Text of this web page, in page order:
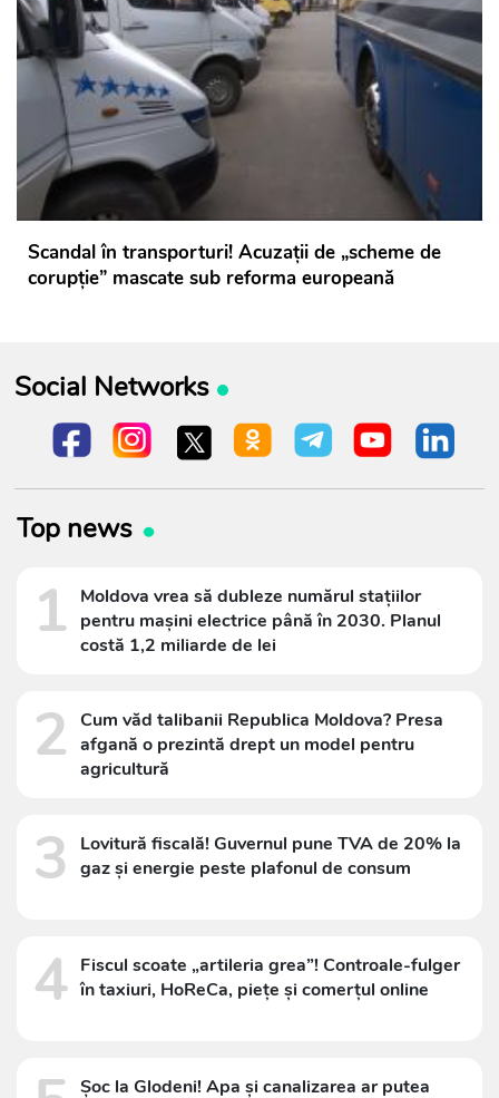
Scandal în transporturi! Acuzații de „scheme de
corupție” mascate sub reforma europeană
Social Networks
Top news
1 Moldova vrea să dubleze numărul stațiilor
pentru mașini electrice până în 2030. Planul
costă 1,2 miliarde de lei
2 Cum văd talibanii Republica Moldova? Presa
afgană o prezintă drept un model pentru
agricultură
3
Lovitură fiscală! Guvernul pune TVA de 20% la
gaz și energie peste plafonul de consum
4 Fiscul scoate „artileria grea”! Controale-fulger
în taxiuri, HoReCa, piețe și comerțul online
Șoc la Glodeni! Apa și canalizarea ar putea